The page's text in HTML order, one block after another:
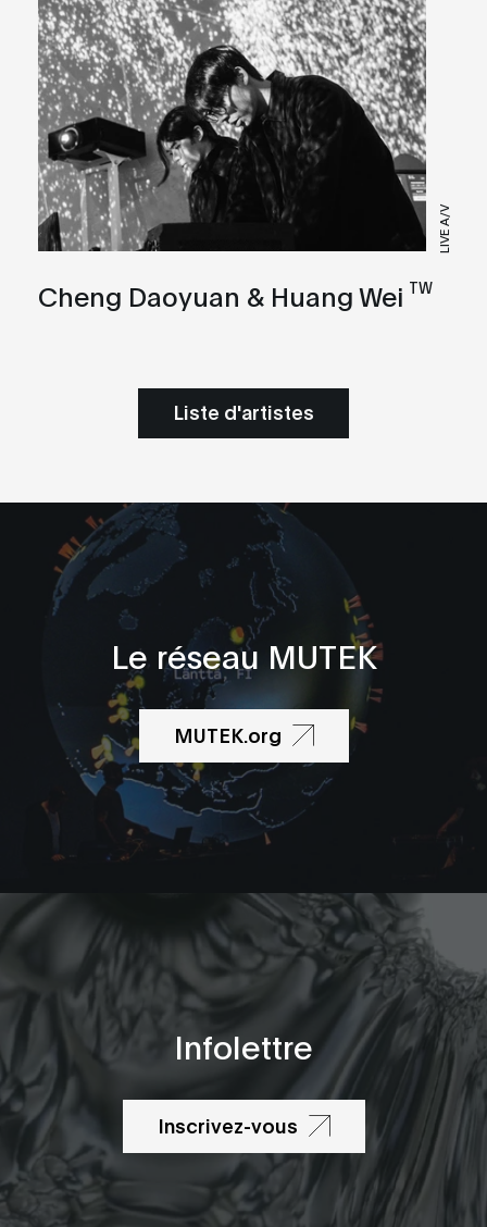
LIVE A/V
Cheng Daoyuan & Huang Wei TW
Liste d'artistes
Le réseau MUTEK
MUTEK.org
Infolettre
Inscrivez-vous